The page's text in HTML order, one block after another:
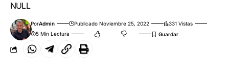
NULL
PorAdmin Publicado Noviembre 25, 2022
331 Vistas
5 Min Lectura